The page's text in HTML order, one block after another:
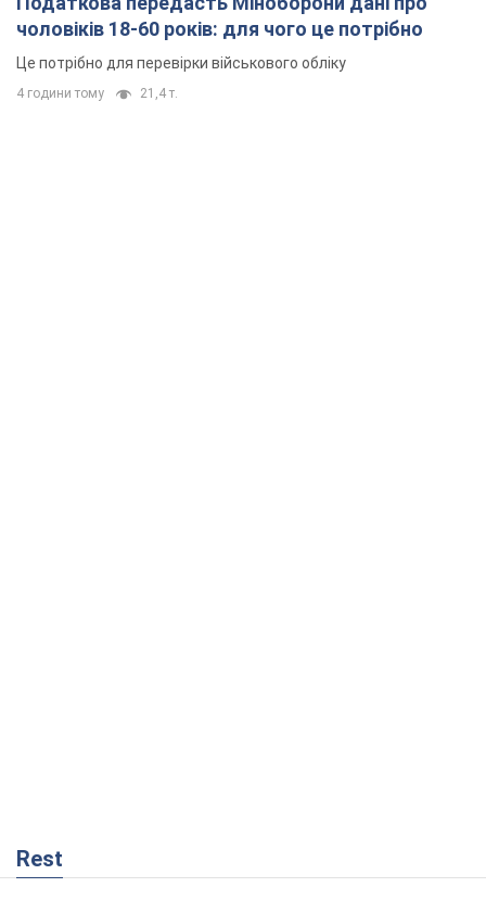
чоловіків 18-60 років: для чого це потрібно
Це потрібно для перевірки військового обліку
4 години тому 21,4 т.
Rest